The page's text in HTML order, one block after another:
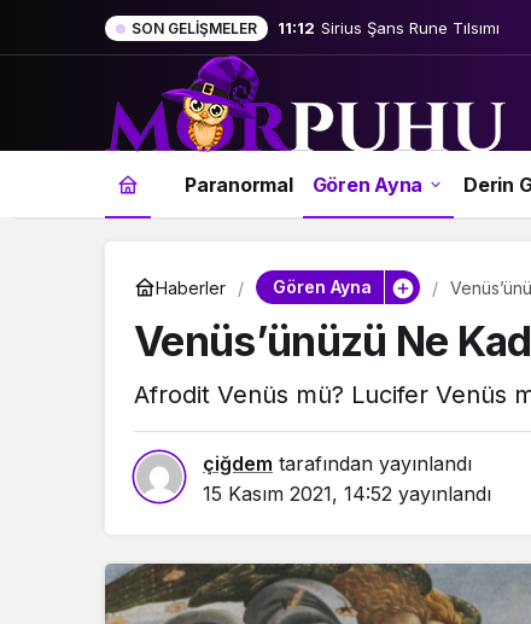
SON GELIŞMELER 11:12 Sirius Şans Rune Tılsımı
Paranormal Gören Ayna Derin
Haberler Gören Ayna
Venüs’ünüzü Ne
Afrodit Venüs mü? Lucifer Venüs
çiğdem tarafından yayınlandı
15 Kasım 2021, 14:52 yayınlandı